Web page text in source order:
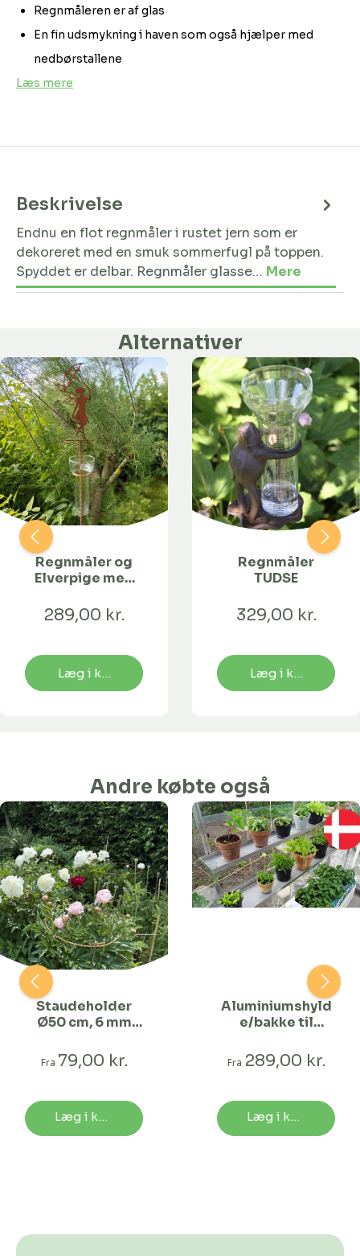
Regnmåleren er af glas
En fin udsmykning i haven som også hjælper med
nedbørstallene
Læs mere
Beskrivelse
Endnu en flot regnmåler i rustet jern som er
dekoreret med en smuk sommerfugl på toppen.
Spyddet er delbar. Regnmåler glasse… Mere
Alternativer
Regnmåler og
Elverpige med
289,00 kr.
Læg i kurv
Regnmåler
TUDSE
329,00 kr.
Læg i kurv
Andre købte også
Staudeholder
Ø50 cm, 6 mm
cm
Fra 79,00 kr.
Læg i kurv
Aluminiumshyld
e/bakke til
120 x 15 cm
Fra 289,00 kr.
Læg i kurv